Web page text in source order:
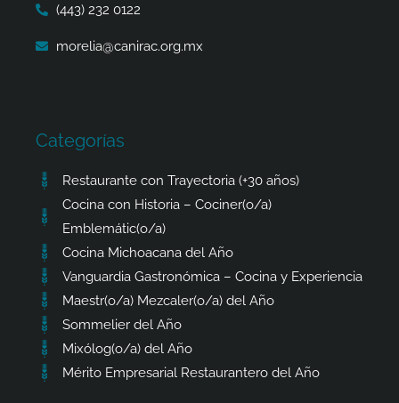
(443) 232 0122
morelia@canirac.org.mx
Categorías
Restaurante con Trayectoria (+30 años)
Cocina con Historia – Cociner(o/a)
Emblemátic(o/a)
Cocina Michoacana del Año
Vanguardia Gastronómica – Cocina y Experiencia
Maestr(o/a) Mezcaler(o/a) del Año
Sommelier del Año
Mixólog(o/a) del Año
Mérito Empresarial Restaurantero del Año